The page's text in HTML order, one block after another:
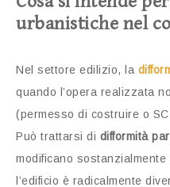
urbanistiche nel
Nel settore edilizio, la
quando l’opera realizzata
(permesso di costruire o
Può trattarsi di difformità
modificano
l’edificio è radicalmente